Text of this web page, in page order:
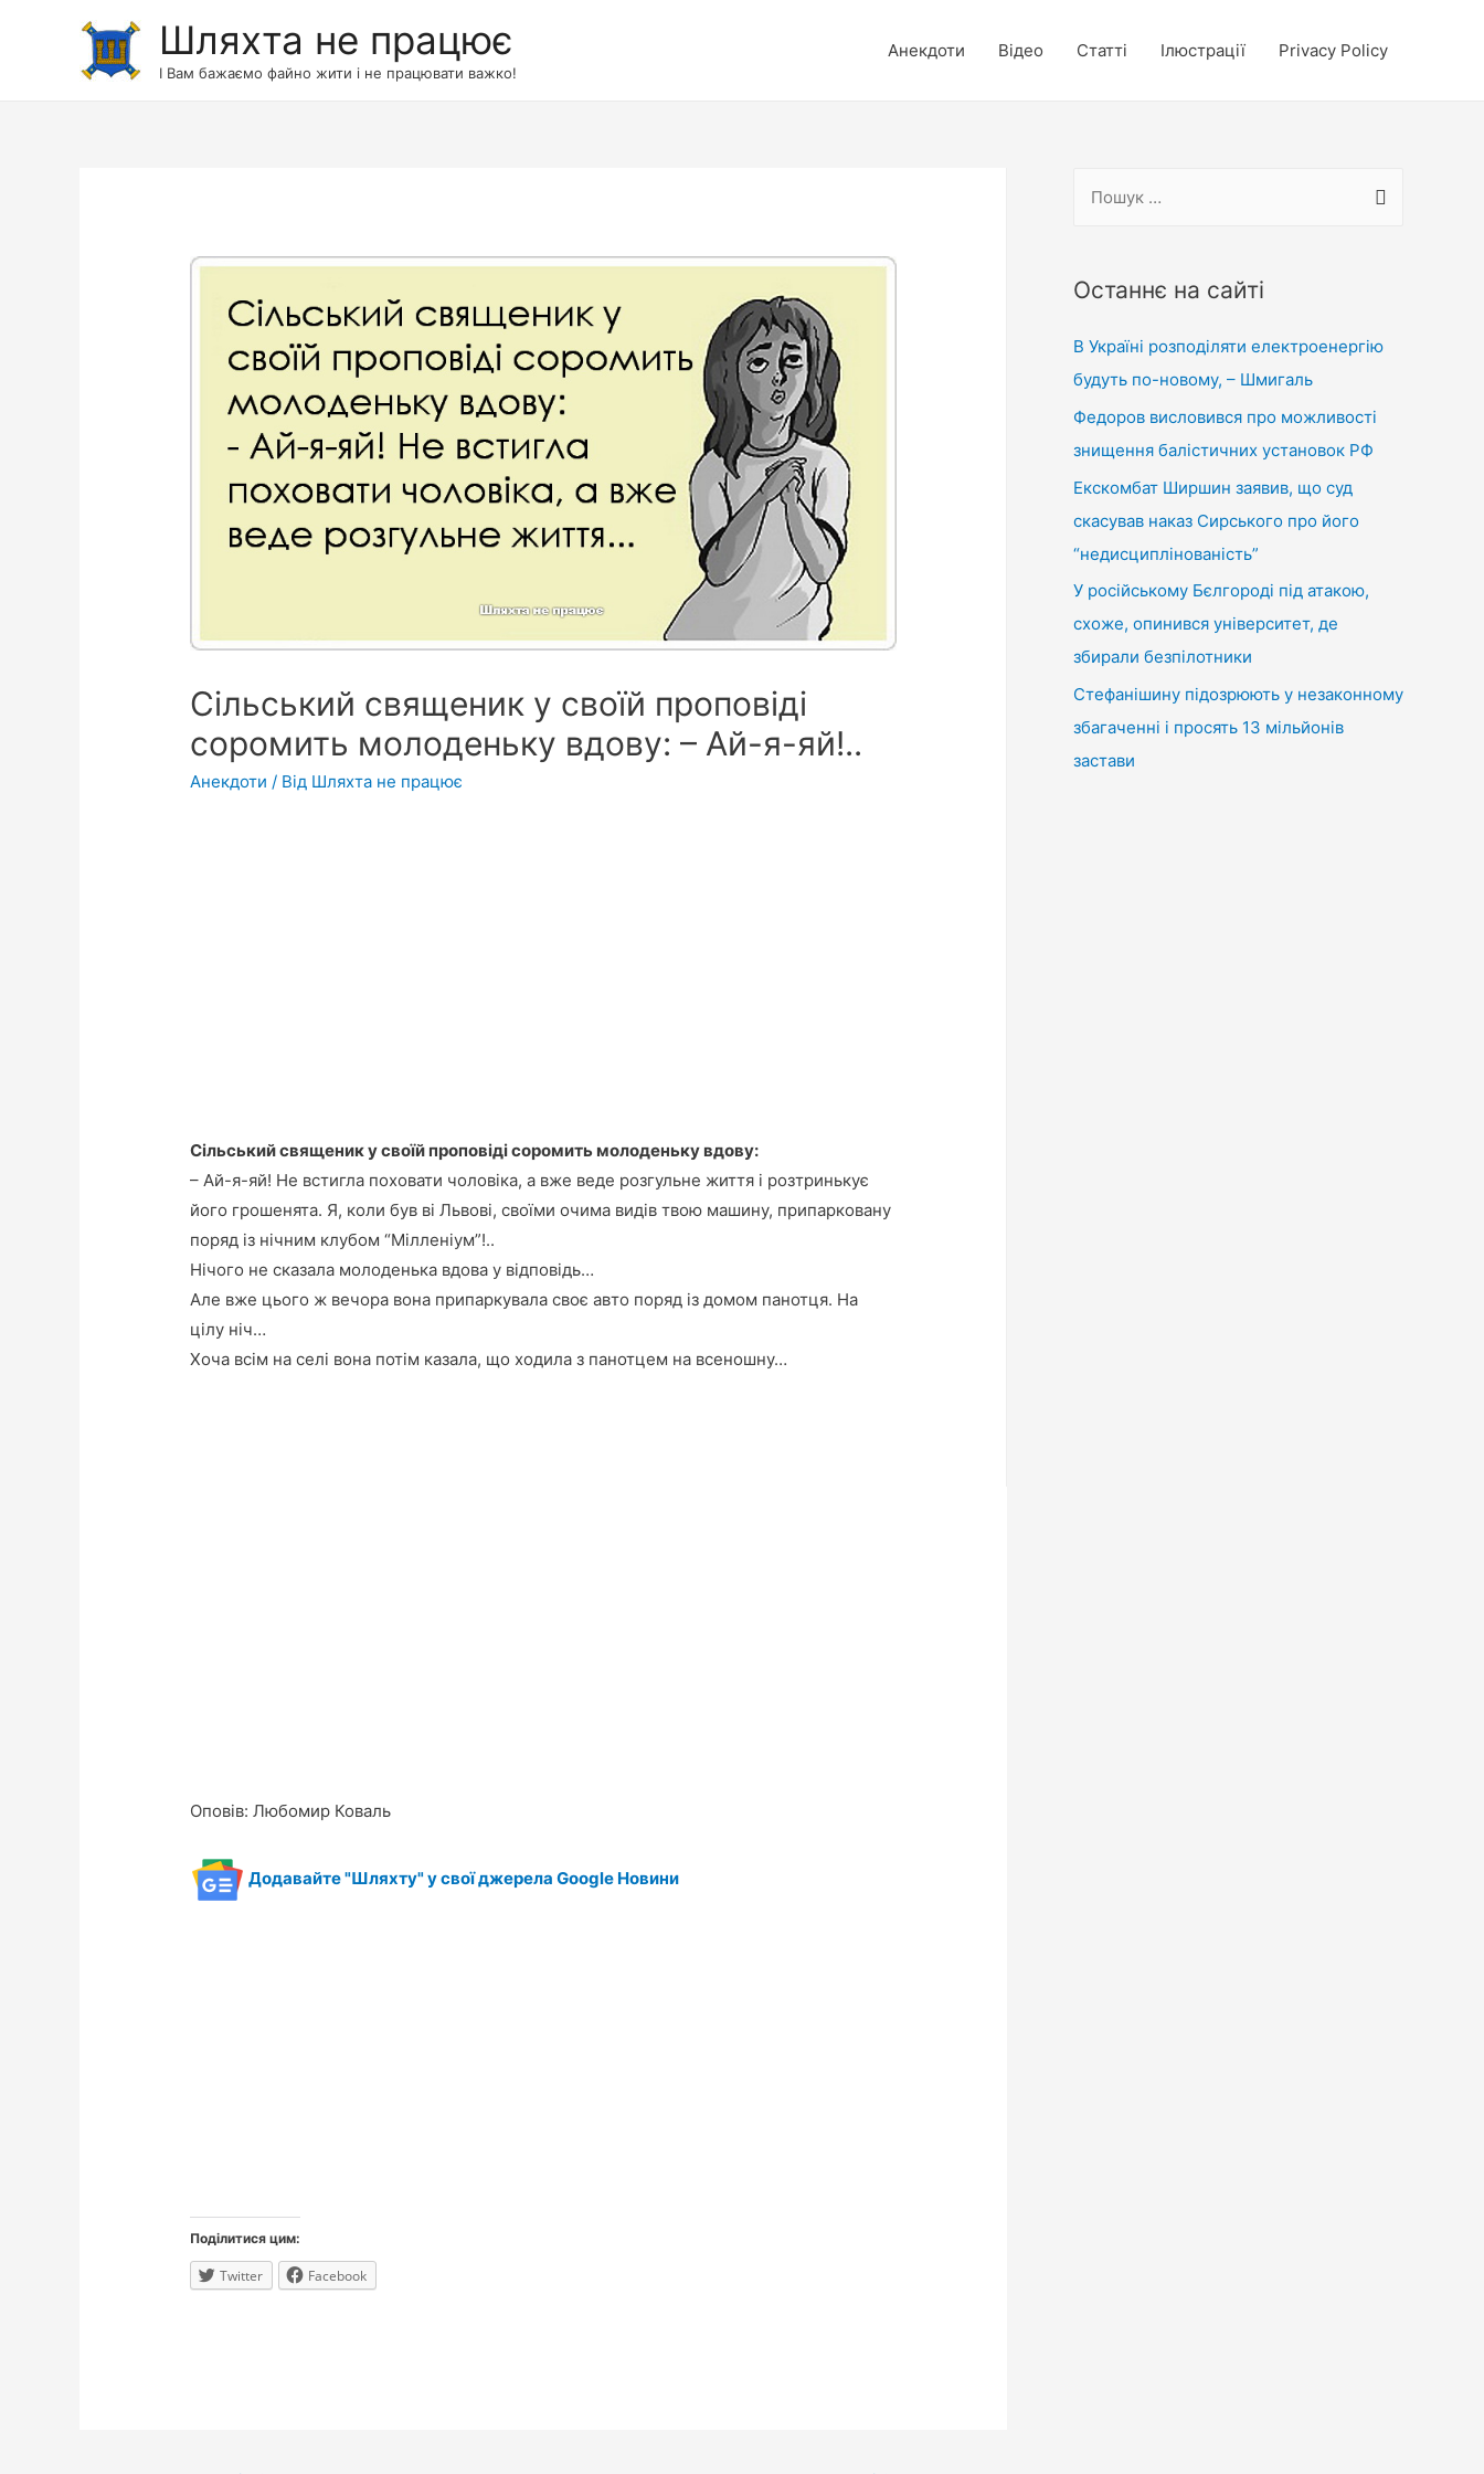
Шляхта не працює
І Вам бажаємо файно жити і не працювати важко!
Анекдоти Відео Статті Ілюстрації Privacy Policy
Сільський священик у своїй проповіді
соромить молоденьку вдову: – Ай-я-яй!..
Анекдоти / Від Шляхта не працює
Сільський священик у своїй проповіді соромить молоденьку вдову:
– Ай-я-яй! Не встигла поховати чоловіка, а вже веде розгульне життя і розтринькує
його грошенята. Я, коли був ві Львові, своїми очима видів твою машину, припарковану
поряд із нічним клубом “Мілленіум”!..
Нічого не сказала молоденька вдова у відповідь…
Але вже цього ж вечора вона припаркувала своє авто поряд із домом панотця. На
цілу ніч…
Хоча всім на селі вона потім казала, що ходила з панотцем на всеношну…
Оповів: Любомир Коваль
Додавайте "Шляхту" у свої джерела Google Новини
Поділитися цим:
Twitter Facebook
у
:
Останнє на сайті
В Україні розподіляти електроенергію
будуть по-новому, – Шмигаль
Федоров висловився про можливості
знищення балістичних установок РФ
Екскомбат Ширшин заявив, що суд
скасував наказ Сирського про його
“недисциплінованість”
У російському Бєлгороді під атакою,
схоже, опинився університет, де
збирали безпілотники
Стефанішину підозрюють у незаконному
збагаченні і просять 13 мільйонів
застави